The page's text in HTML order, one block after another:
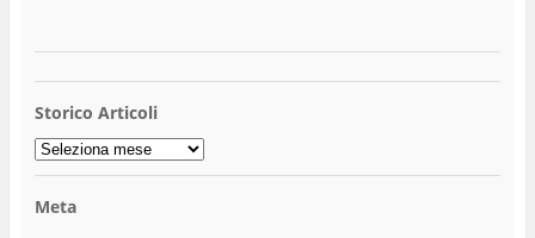
Storico Articoli
Storico
Articoli
Meta